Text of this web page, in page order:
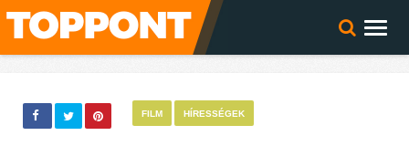
FILM HÍRESSÉGEK